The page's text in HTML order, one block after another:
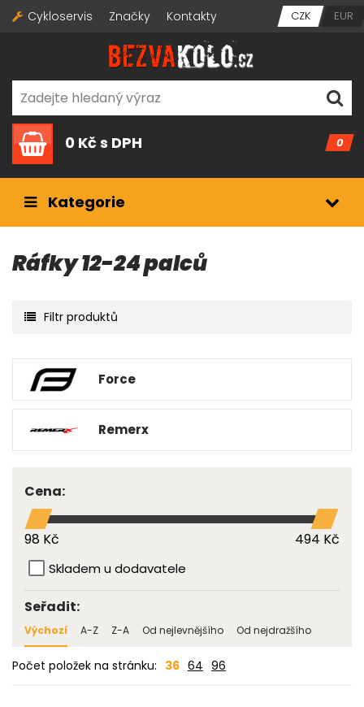
Cykloservis Značky Kontakty CZK EUR
0
0 Kčs DPH
Kategorie
Ráfky 12-24 palců
Filtr produktů
Force
Remerx
Cena:
98 Kč 494 Kč
Skladem u dodavatele
Seřadit:
Výchozí A-Z Z-A Od nejlevnějšího Od nejdražšího
Počet položek na stránku: 36 64 96